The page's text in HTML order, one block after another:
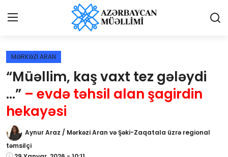
Giriş
Qəzetə elan ver
Əlaqə
Haqqımızda
Reklam və elan
MƏRKƏZİ ARAN
“Müəllim, kaş vaxt tez gələydi
...” – evdə təhsil alan şagirdin
hekayəsi
Aynur Araz / Mərkəzi Aran və Şəki-Zaqatala üzrə regional
təmsilçi